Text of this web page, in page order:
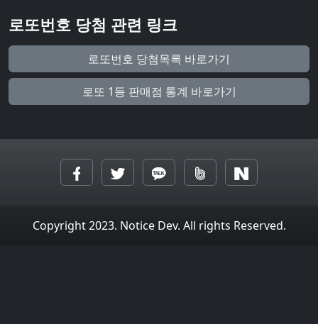
로또번호 당첨 관련 링크
로또번호 당첨목록 바로가기
로또 1등 판매점 통계 바로가기
Copyright 2023. Notice Dev. All rights Reserved.